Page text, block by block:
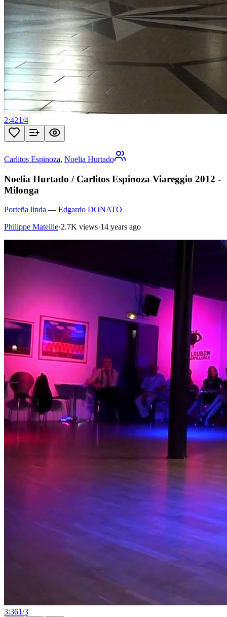
2:421/4
Carlitos Espinoza, Noelia Hurtado
Noelia Hurtado / Carlitos Espinoza Viareggio 2012 -
Milonga
Porteña linda — Edgardo DONATO
Philippe Mateille·2.7K views·14 years ago
3:361/3